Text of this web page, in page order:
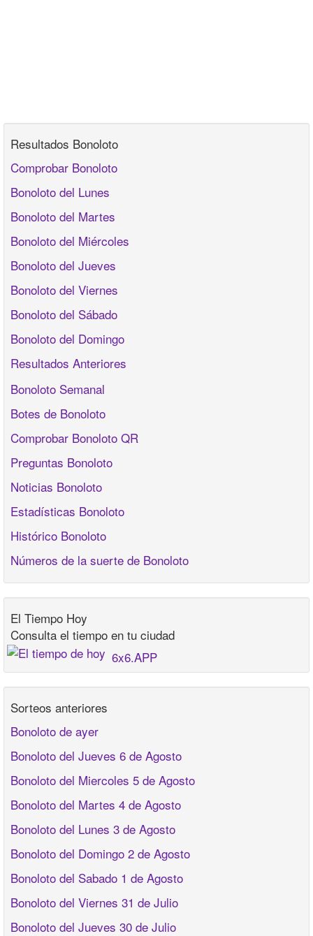
Resultados Bonoloto
Comprobar Bonoloto
Bonoloto del Lunes
Bonoloto del Martes
Bonoloto del Miércoles
Bonoloto del Jueves
Bonoloto del Viernes
Bonoloto del Sábado
Bonoloto del Domingo
Resultados Anteriores
Bonoloto Semanal
Botes de Bonoloto
Comprobar Bonoloto QR
Preguntas Bonoloto
Noticias Bonoloto
Estadísticas Bonoloto
Histórico Bonoloto
Números de la suerte de Bonoloto
El Tiempo Hoy
Consulta el tiempo en tu ciudad
6x6.APP
Sorteos anteriores
Bonoloto de ayer
Bonoloto del Jueves 6 de Agosto
Bonoloto del Miercoles 5 de Agosto
Bonoloto del Martes 4 de Agosto
Bonoloto del Lunes 3 de Agosto
Bonoloto del Domingo 2 de Agosto
Bonoloto del Sabado 1 de Agosto
Bonoloto del Viernes 31 de Julio
Bonoloto del Jueves 30 de Julio